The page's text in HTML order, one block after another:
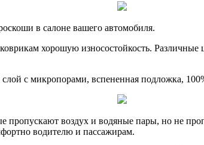
в салоне вашего автомобиля.
хорошую износостойкость. Различные
с микропорами, вспененная подложка,
воздух и водяные пары, но не
водителю и пассажирам.